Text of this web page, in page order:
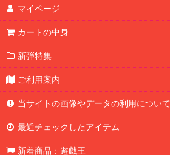
マイページ
カートの中身
新弾特集
ご利用案内
当サイトの画像やデータの利用について
最近チェックしたアイテム
新着商品：遊戯王